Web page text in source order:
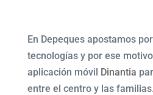
En Depeques apostamos
tecnologías y por ese
aplicación móvil Dinantia
entre el centro y las